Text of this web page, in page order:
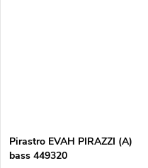
Pirastro EVAH PIRAZZI (A)
bass 449320